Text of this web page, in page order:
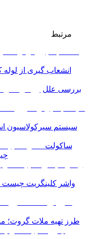
مرتبط
انشعاب گیری از
بررسی علل
سیستم سیرکولاسیون
ساکولت
واشر کلینگریت چیست
طرز تهیه ملات گروت؛